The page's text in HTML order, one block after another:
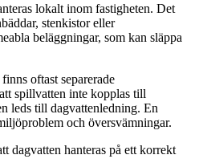
lokalt inom fastigheten. Det
stenkistor eller
beläggningar, som kan släppa
oftast separerade
spillvatten inte kopplas till
leds till dagvattenledning. En
och översvämningar.
dagvatten hanteras på ett korrekt